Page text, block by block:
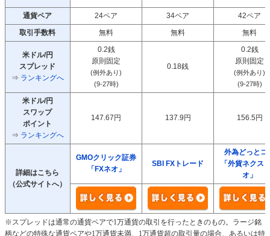
通貨ペア 24ペア 34ペア
42ペア
取引手数料
無料 無料 無料
米ドル/円
スプレッド
⇒ ランキングへ
0.2銭
原則固定
(例外あり)
(9-27時)
0.18銭
0.2銭
原則固定
(例外あり)
(9-27時)
米ドル/円
スワップ
ポイント
⇒ ランキングへ
147.67円 137.9円 156.5円
詳細はこちら
（公式サイトへ）
GMOクリック証券
「FXネオ」
SBI FXトレード
外為どっとコ
「外貨ネクス
オ」
※スプレッドは通常の通貨ペアで1万通貨の取引を行ったときのもの。ラージ銘
柄などの特殊な通貨ペアや1万通貨未満、1万通貨超の取引量の場合、あるいは特